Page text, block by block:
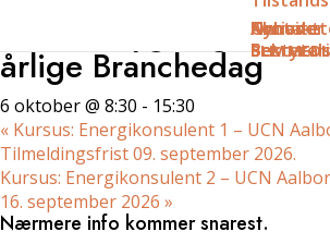
Nyheder
Om os
Kontakt
BLIV
Danske
årlige Branchedag
6 oktober @ 8:30 - 15:30
« Kursus: Energikonsulent 1 – UCN
Tilmeldingsfrist 09. september 2026.
Kursus: Energikonsulent 2 – UCN
16. september 2026 »
Nærmere info kommer snarest.